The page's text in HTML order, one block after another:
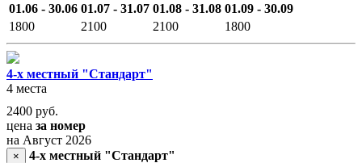
01.06 - 30.06 01.07 - 31.07 01.08 - 31.08 01.09 - 30.09
1800
2100 2100 1800
4-х местный "Стандарт"
4 места
2400 руб.
цена за номер
на Август 2026
×
4-х местный "Стандарт"